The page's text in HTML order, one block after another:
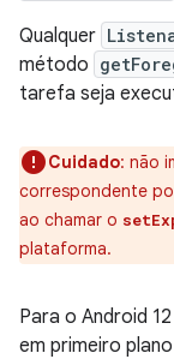
Qualquer
método
tarefa seja
Cuidado: não
correspondente
ao chamar o
plataforma.
Para o Android
em primeiro